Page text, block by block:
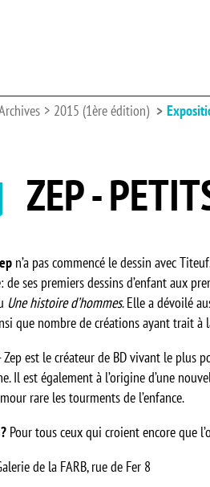
2015 (1ère édition)
ZEP -
n’a pas commencé le dessin avec
de ses premiers dessins d’enfant aux
Une histoire d’hommes. Elle a dévoilé
que nombre de créations ayant trait
Zep est le créateur de BD vivant le plus
Il est également à l’origine d’une
rare les tourments de l’enfance.
Pour tous ceux qui croient encore que
de la FARB, rue de Fer 8